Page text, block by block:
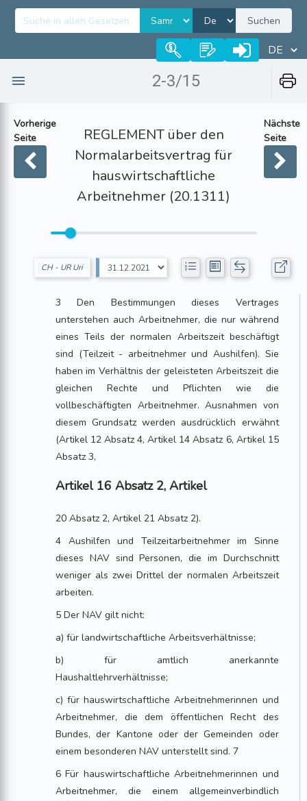
Suchen
2-3/15
Vorherige
Seite
REGLEMENT über den
Normalarbeitsvertrag für
hauswirtschaftliche
Arbeitnehmer (20.1311)
Nächste
Seite
CH - UR Uri
3 Den Bestimmungen dieses Vertrages
unterstehen auch Arbeitnehmer, die nur während
eines Teils der normalen Arbeitszeit beschäftigt
sind (Teilzeit - arbeitnehmer und Aushilfen). Sie
haben im Verhältnis der geleisteten Arbeitszeit die
gleichen Rechte und Pflichten wie die
vollbeschäftigten Arbeitnehmer. Ausnahmen von
diesem Grundsatz werden ausdrücklich erwähnt
(Artikel 12 Absatz 4, Artikel 14 Absatz 6, Artikel 15
Absatz 3,
Artikel 16 Absatz 2, Artikel
20 Absatz 2, Artikel 21 Absatz 2).
4 Aushilfen und Teilzeitarbeitnehmer im Sinne
dieses NAV sind Personen, die im Durchschnitt
weniger als zwei Drittel der normalen Arbeitszeit
arbeiten.
5 Der NAV gilt nicht:
a) für landwirtschaftliche Arbeitsverhältnisse;
b) für amtlich anerkannte
Haushaltlehrverhältnisse;
c) für hauswirtschaftliche Arbeitnehmerinnen und
Arbeitnehmer, die dem öffentlichen Recht des
Bundes, der Kantone oder der Gemeinden oder
einem besonderen NAV unterstellt sind. 7
6 Für hauswirtschaftliche Arbeitnehmerinnen und
Arbeitnehmer, die einem allgemeinverbindlich